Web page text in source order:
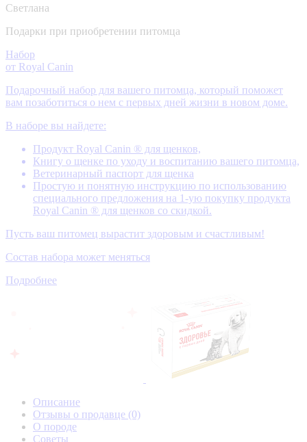
Светлана
Подарки при приобретении питомца
Набор
от Royal Canin
Подарочный набор для вашего питомца, который поможет
вам позаботиться о нем с первых дней жизни в новом доме.
В наборе вы найдете:
Продукт Royal Canin ® для щенков,
Книгу о щенке по уходу и воспитанию вашего питомца,
Ветеринарный паспорт для щенка
Простую и понятную инструкцию по использованию
специального предложения на 1-ую покупку продукта
Royal Canin ® для щенков со скидкой.
Пусть ваш питомец вырастит здоровым и счастливым!
Состав набора может меняться
Подробнее
Описание
Отзывы о продавце (0)
О породе
Советы